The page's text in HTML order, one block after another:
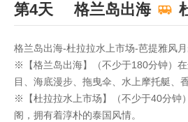
第4天 格兰岛出海
格兰岛出海-杜拉拉水上市场-芭提雅风
※【格兰岛出海】（不少于180分钟）
目、海底漫步、拖曳伞、水上摩托艇、
※【杜拉拉水上市场】（不少于40分钟
阁，拥有着淳朴的泰国风情。